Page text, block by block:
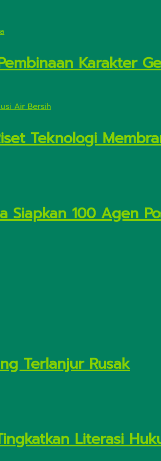
Karakter
Teknologi
Siapkan 100 Agen
Terlanjur Rusak
Literasi